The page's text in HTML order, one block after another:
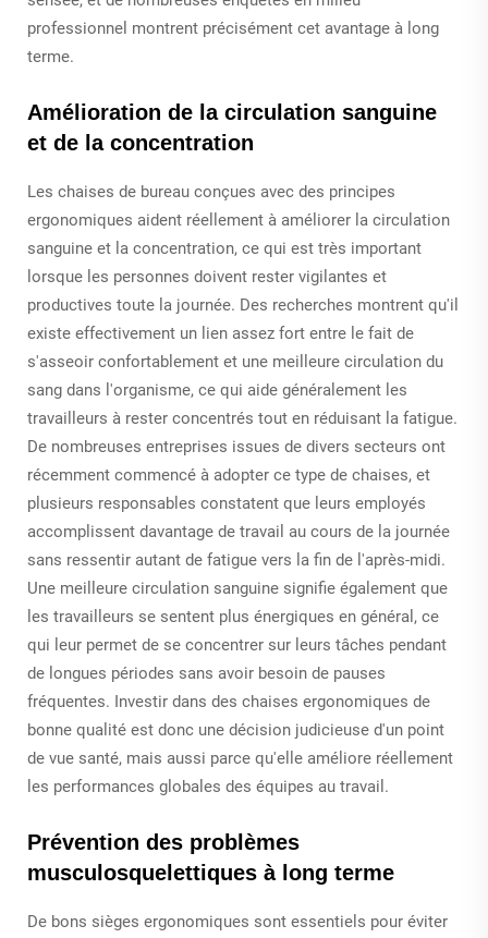
professionnel montrent précisément cet avantage à long
terme.
Amélioration de la circulation sanguine
et de la concentration
Les chaises de bureau conçues avec des principes
ergonomiques aident réellement à améliorer la circulation
sanguine et la concentration, ce qui est très important
lorsque les personnes doivent rester vigilantes et
productives toute la journée. Des recherches montrent qu'il
existe effectivement un lien assez fort entre le fait de
s'asseoir confortablement et une meilleure circulation du
sang dans l'organisme, ce qui aide généralement les
travailleurs à rester concentrés tout en réduisant la fatigue.
De nombreuses entreprises issues de divers secteurs ont
récemment commencé à adopter ce type de chaises, et
plusieurs responsables constatent que leurs employés
accomplissent davantage de travail au cours de la journée
sans ressentir autant de fatigue vers la fin de l'après-midi.
Une meilleure circulation sanguine signifie également que
les travailleurs se sentent plus énergiques en général, ce
qui leur permet de se concentrer sur leurs tâches pendant
de longues périodes sans avoir besoin de pauses
fréquentes. Investir dans des chaises ergonomiques de
bonne qualité est donc une décision judicieuse d'un point
de vue santé, mais aussi parce qu'elle améliore réellement
les performances globales des équipes au travail.
Prévention des problèmes
musculosquelettiques à long terme
De bons sièges ergonomiques sont essentiels pour éviter